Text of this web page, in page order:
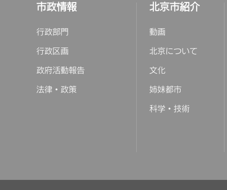
市政情報
行政部門
行政区画
政府活動報告
法律・政策
北京市紹介
動画
北京について
文化
姉妹都市
科学・技術